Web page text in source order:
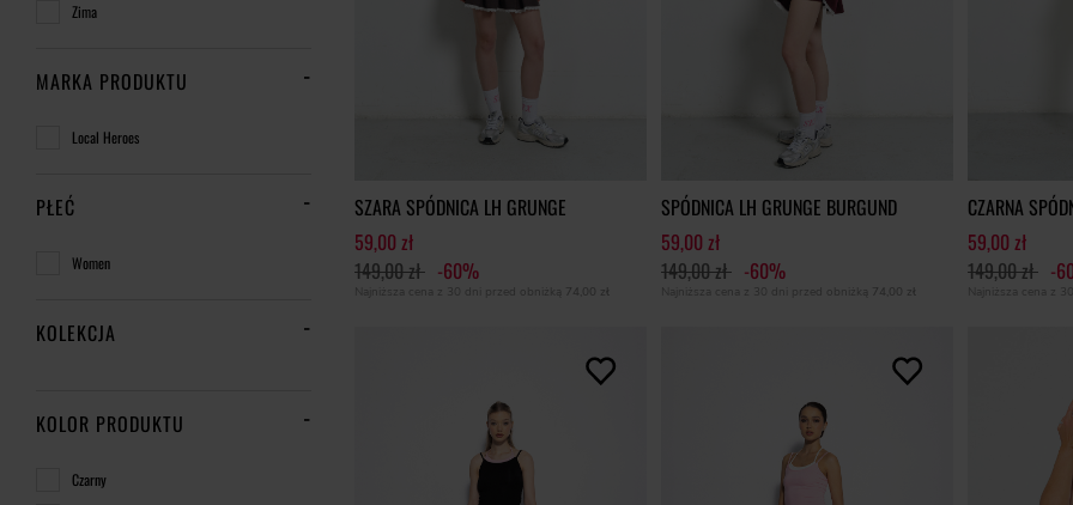
Zima
MARKA PRODUKTU
Local Heroes
PŁEĆ
Women
KOLEKCJA
KOLOR PRODUKTU
Czarny
SZARA SPÓDNICA LH GRUNGE
59,00 zł
149,00 zł -60%
Najniższa cena z 30 dni przed obniżką 74,00 zł
SPÓDNICA LH GRUNGE BURGUND
59,00 zł
149,00 zł -60%
Najniższa cena z 30 dni przed obniżką 74,00 zł
CZARNA
59,00 zł
149,00 zł -
Najniższa cena z